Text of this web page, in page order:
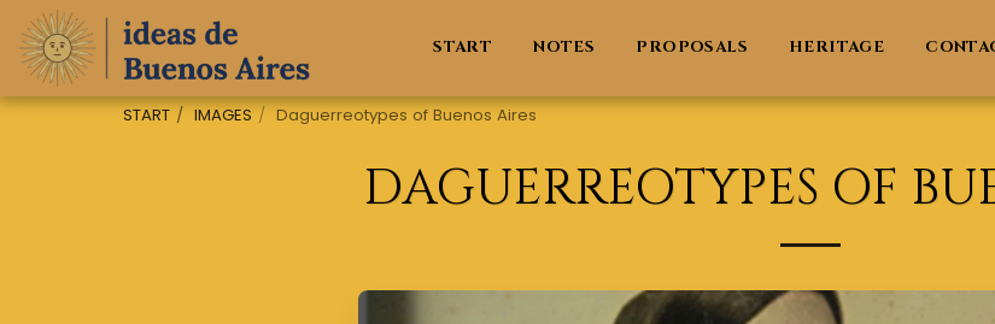
START NOTES PROPOSALS HERITAGE
START IMAGES Daguerreotypes of Buenos Aires
DAGUERREOTYPES OF